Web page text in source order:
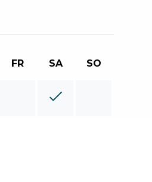
FR SA SO